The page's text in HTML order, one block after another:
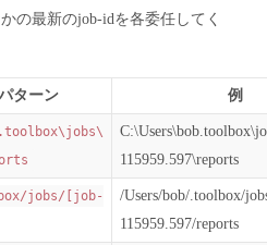
の最新のjob-idを各委任してく
ターン 例
115959.597\reports
jobs/[job-
/Users/bob/.toolbox/
115959.597/reports